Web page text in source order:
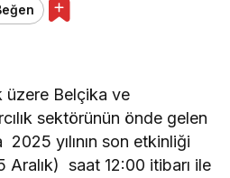
üzere Belçika ve
sektörünün önde gelen
yılının son etkinliği
Aralık) saat 12:00 itibarı ile